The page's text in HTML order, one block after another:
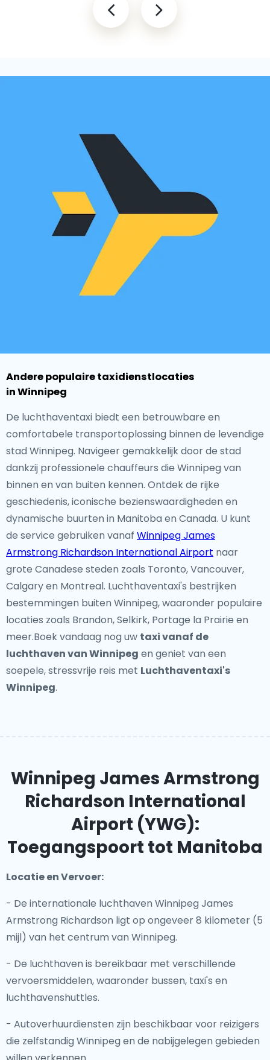
Andere populaire taxidienstlocaties
in Winnipeg
De luchthaventaxi biedt een betrouwbare en
comfortabele transportoplossing binnen de levendige
stad Winnipeg. Navigeer gemakkelijk door de stad
dankzij professionele chauffeurs die Winnipeg van
binnen en van buiten kennen. Ontdek de rijke
geschiedenis, iconische bezienswaardigheden en
dynamische buurten in Manitoba en Canada. U kunt
de service gebruiken vanaf Winnipeg James
Armstrong Richardson International Airport naar
grote Canadese steden zoals Toronto, Vancouver,
Calgary en Montreal. Luchthaventaxi's bestrijken
bestemmingen buiten Winnipeg, waaronder populaire
locaties zoals Brandon, Selkirk, Portage la Prairie en
meer.Boek vandaag nog uw taxi vanaf de
luchthaven van Winnipeg en geniet van een
soepele, stressvrije reis met Luchthaventaxi's
Winnipeg.
Winnipeg James Armstrong
Richardson International
Airport (YWG):
Toegangspoort tot Manitoba
Locatie en Vervoer:
- De internationale luchthaven Winnipeg James
Armstrong Richardson ligt op ongeveer 8 kilometer (5
mijl) van het centrum van Winnipeg.
- De luchthaven is bereikbaar met verschillende
vervoersmiddelen, waaronder bussen, taxi's en
luchthavenshuttles.
- Autoverhuurdiensten zijn beschikbaar voor reizigers
die zelfstandig Winnipeg en de nabijgelegen gebieden